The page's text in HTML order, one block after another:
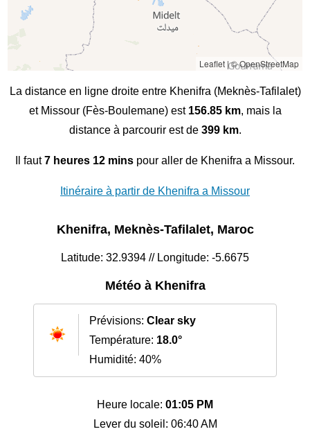
Leaflet|© OpenStreetMap
La distance en ligne droite entre Khenifra (Meknès-Tafilalet)
et Missour (Fès-Boulemane) est 156.85 km, mais la
distance à parcourir est de 399 km.
Il faut7 heures 12 mins pour aller de Khenifra a Missour.
Itinéraire à partir de Khenifra a Missour
Khenifra, Meknès-Tafilalet, Maroc
Latitude: 32.9394 // Longitude: -5.6675
Météo à Khenifra
Prévisions: Clear sky
Température: 18.0°
Humidité: 40%
Heure locale: 01:05 PM
Lever du soleil: 06:40 AM